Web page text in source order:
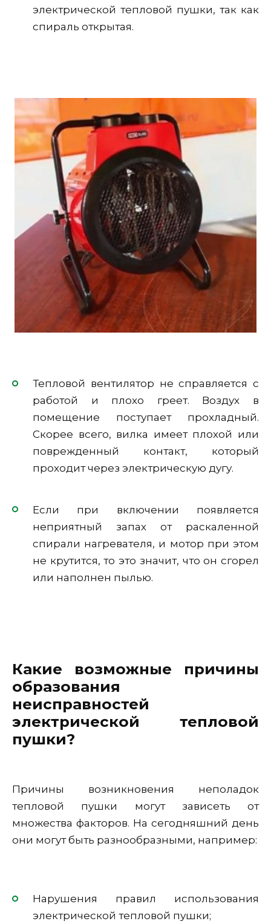
электрической тепловой пушки, так как
спираль открытая.
Тепловой вентилятор не справляется с
работой и плохо греет. Воздух в
помещение поступает прохладный.
Скорее всего, вилка имеет плохой или
поврежденный контакт, который
проходит через электрическую дугу.
Если при включении появляется
неприятный запах от раскаленной
спирали нагревателя, и мотор при этом
не крутится, то это значит, что он сгорел
или наполнен пылью.
Какие возможные причины
образования
неисправностей
электрической тепловой
пушки?
Причины возникновения неполадок
тепловой пушки могут зависеть от
множества факторов. На сегодняшний день
они могут быть разнообразными, например:
Нарушения правил использования
электрической тепловой пушки;